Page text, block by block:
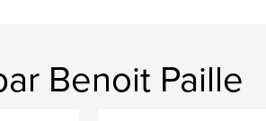
Benoit Paille